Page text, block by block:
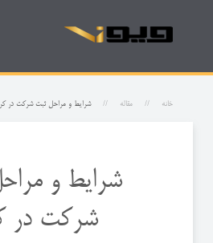
خانه مقاله شرایط و مراحل ثبت شرکت در
شرایط و
شرکت در